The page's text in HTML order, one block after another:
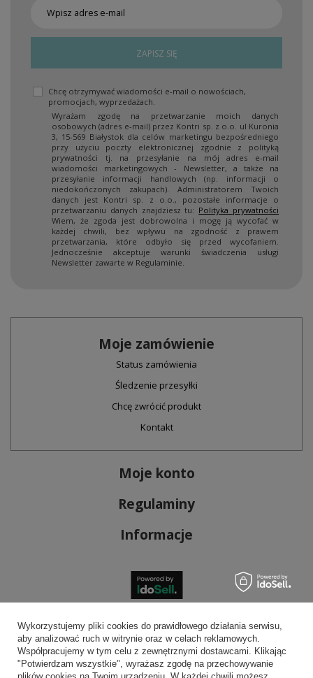
ZAPISZ SIĘ
Chcę otrzymywać wiadomości e-mail o nowościach,
promocjach, wyprzedażach.
Wyrażam zgodę na przetwarzanie moich danych
osobowych (adres e-mail) przez Kontri sp. z o.o. ul Kuronia
3, 15-569 Białystok dla celów marketingu bezpośredniego
przy użyciu poczty elektronicznej zgodnie z polityką
prywatności tj. na przesyłanie na mój adres e-mail
wiadomości marketingowych - Newsletter, a także na
przesyłanie informacji handlowych (np. informacji o
niedokończonych zakupach). Administratorem Twoich
danych jest Kontri sp. z o.o., pozostałe informacje o
przetwarzaniu danych znajdziesz tu: Polityka prywatności
Wiem, że zgoda jest dobrowolna i mogę ją wycofać w
każdej chwili, bez wpływu na zgodność z prawem
przetwarzania, które odbyło się przed wycofaniem.
Jednocześnie akceptuje warunki świadczenia usługi
Newsletter zawarte w Regulaminie.
Moje zamówienie
Status zamówienia
Śledzenie przesyłki
Chcę zwrócić produkt
Kontakt
Moje konto
Regulaminy
Informacje
Bezpieczne płatności
Wykorzystujemy pliki cookies do prawidłowego działania serwisu,
aby analizować ruch w witrynie oraz w celach reklamowych.
Współpracujemy w tym celu z zewnętrznymi dostawcami. Klikając
"Potwierdzam wszystkie", wyrażasz zgodę na przechowywanie